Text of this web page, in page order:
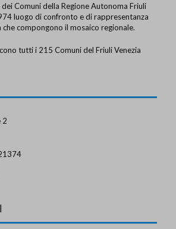
dei Comuni della Regione Autonoma Friuli
luogo di confronto e di rappresentanza
compongono il mosaico regionale.
tutti i 215 Comuni del Friuli Venezia
2